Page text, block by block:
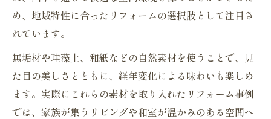
め、地域特性に合ったリフォームの選択肢として注目さ
れています。
無垢材や珪藻土、和紙などの自然素材を使うことで、見
た目の美しさとともに、経年変化による味わいも楽しめ
ます。実際にこれらの素材を取り入れたリフォーム事例
では、家族が集うリビングや和室が温かみのある空間へ